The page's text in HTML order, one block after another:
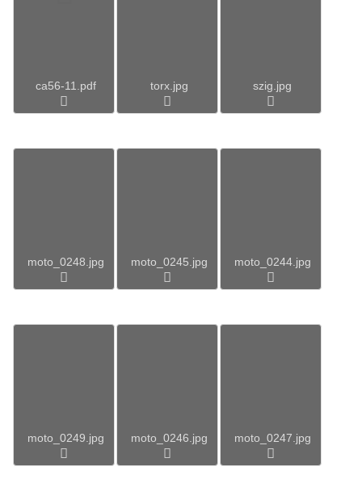
ca56-11.pdf torx.jpg szig.jpg
moto_0248.jpg moto_0245.jpg moto_0244.jpg
moto_0249.jpg moto_0246.jpg moto_0247.jpg